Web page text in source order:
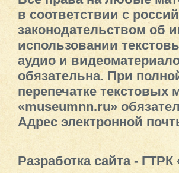
в соответствии с
законодательством об
использовании
аудио и
обязательна. При
перепечатке текстовых
«museumnn.ru»
Адрес электронной
Разработка сайта -